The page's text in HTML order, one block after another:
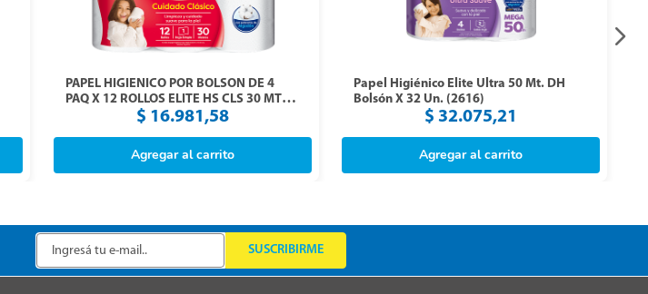
PAPEL HIGIENICO POR BOLSON DE 4
PAQ X 12 ROLLOS ELITE HS CLS 30 MTS
$ 16.981,58
Agregar al carrito
Papel Higiénico Elite Ultra 50 Mt. DH
Bolsón X 32 Un. (2616)
$ 32.075,21
Agregar al carrito
SUSCRIBIRME